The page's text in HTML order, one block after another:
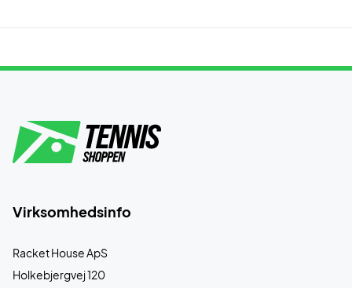
Virksomhedsinfo
Racket House ApS
Holkebjergvej 120